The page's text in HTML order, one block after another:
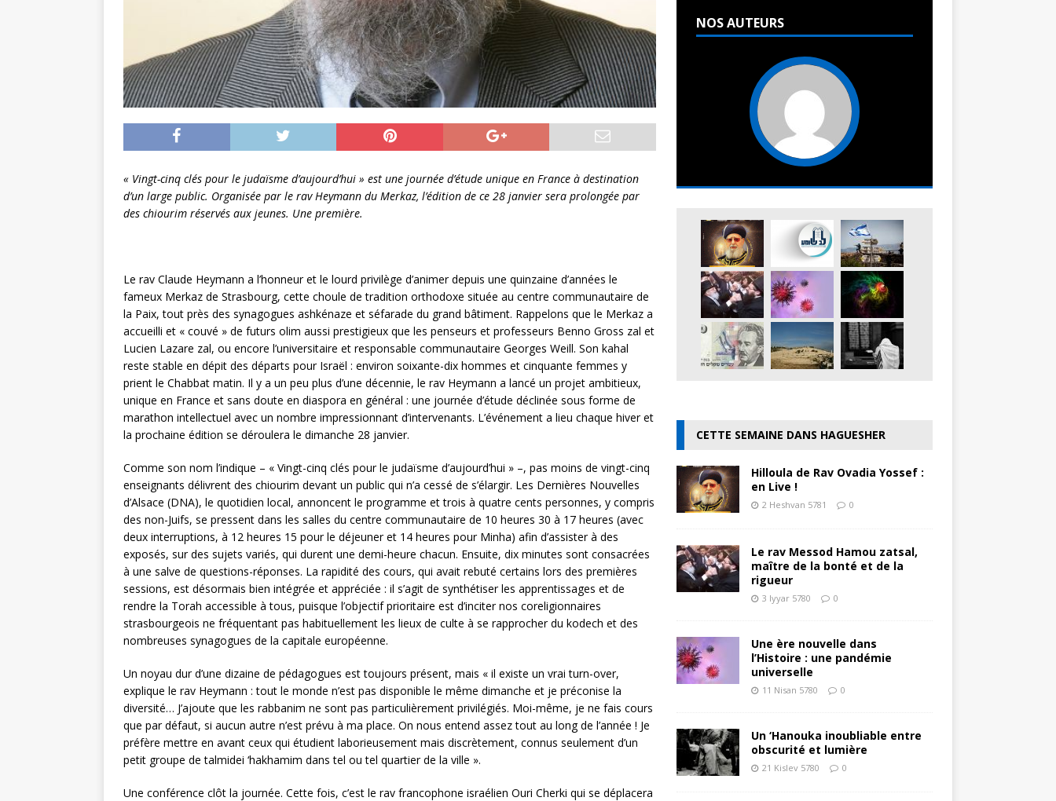
« Vingt-cinq clés pour le judaïsme d’aujourd’hui » est une journée d’étude unique en France à destination
d’un large public. Organisée par le rav Heymann du Merkaz, l’édition de ce 28 janvier sera prolongée par
des chiourim réservés aux jeunes. Une première.
Le rav Claude Heymann a l’honneur et le lourd privilège d’animer depuis une quinzaine d’années le
fameux Merkaz de Strasbourg, cette choule de tradition orthodoxe située au centre communautaire de
la Paix, tout près des synagogues ashkénaze et séfarade du grand bâtiment. Rappelons que le Merkaz a
accueilli et « couvé » de futurs olim aussi prestigieux que les penseurs et professeurs Benno Gross zal et
Lucien Lazare zal, ou encore l’universitaire et responsable communautaire Georges Weill. Son kahal
reste stable en dépit des départs pour Israël : environ soixante-dix hommes et cinquante femmes y
prient le Chabbat matin. Il y a un peu plus d’une décennie, le rav Heymann a lancé un projet ambitieux,
unique en France et sans doute en diaspora en général : une journée d’étude déclinée sous forme de
marathon intellectuel avec un nombre impressionnant d’intervenants. L’événement a lieu chaque hiver et
la prochaine édition se déroulera le dimanche 28 janvier.
Comme son nom l’indique – « Vingt-cinq clés pour le judaïsme d’aujourd’hui » –, pas moins de vingt-cinq
enseignants délivrent des chiourim devant un public qui n’a cessé de s’élargir. Les Dernières Nouvelles
d’Alsace (DNA), le quotidien local, annoncent le programme et trois à quatre cents personnes, y compris
des non-Juifs, se pressent dans les salles du centre communautaire de 10 heures 30 à 17 heures (avec
deux interruptions, à 12 heures 15 pour le déjeuner et 14 heures pour Minha) afin d’assister à des
exposés, sur des sujets variés, qui durent une demi-heure chacun. Ensuite, dix minutes sont consacrées
à une salve de questions-réponses. La rapidité des cours, qui avait rebuté certains lors des premières
sessions, est désormais bien intégrée et appréciée : il s’agit de synthétiser les apprentissages et de
rendre la Torah accessible à tous, puisque l’objectif prioritaire est d’inciter nos coreligionnaires
strasbourgeois ne fréquentant pas habituellement les lieux de culte à se rapprocher du kodech et des
nombreuses synagogues de la capitale européenne.
Un noyau dur d’une dizaine de pédagogues est toujours présent, mais « il existe un vrai turn-over,
explique le rav Heymann : tout le monde n’est pas disponible le même dimanche et je préconise la
diversité… J’ajoute que les rabbanim ne sont pas particulièrement privilégiés. Moi-même, je ne fais cours
que par défaut, si aucun autre n’est prévu à ma place. On nous entend assez tout au long de l’année ! Je
préfère mettre en avant ceux qui étudient laborieusement mais discrètement, connus seulement d’un
petit groupe de talmidei ‘hakhamim dans tel ou tel quartier de la ville ».
Une conférence clôt la journée. Cette fois, c’est le rav francophone israélien Ouri Cherki qui se déplacera
NOS AUTEURS
CETTE SEMAINE DANS HAGUESHER
Hilloula de Rav Ovadia Yossef :
en Live !
2 Heshvan 5781 0
Le rav Messod Hamou zatsal,
maître de la bonté et de la
rigueur
3 Iyyar 5780 0
Une ère nouvelle dans
l’Histoire : une pandémie
universelle
11 Nisan 5780 0
Un ‘Hanouka inoubliable entre
obscurité et lumière
21 Kislev 5780 0